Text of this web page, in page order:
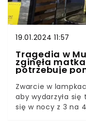
19.01.2024 11:57
Tragedia w
zginęła
potrzebuje
Zwarcie w
aby wydarzyła się
się w nocy z 3 na